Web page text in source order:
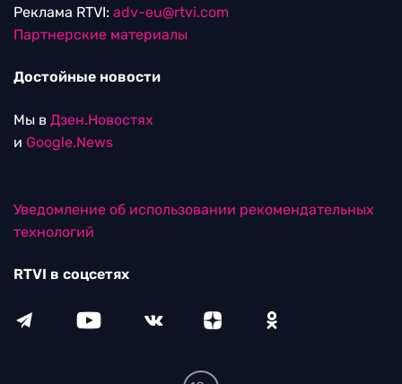
Реклама RTVI: adv-eu@rtvi.com
Партнерские материалы
Достойные новости
Мы в Дзен.Новостях
и Google.News
Уведомление об использовании рекомендательных
технологий
RTVI в соцсетях